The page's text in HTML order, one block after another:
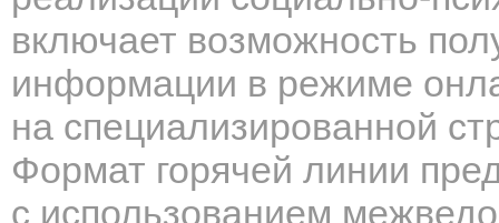
включает возможность
информации в режиме
на специализированной
Формат горячей линии
с использованием